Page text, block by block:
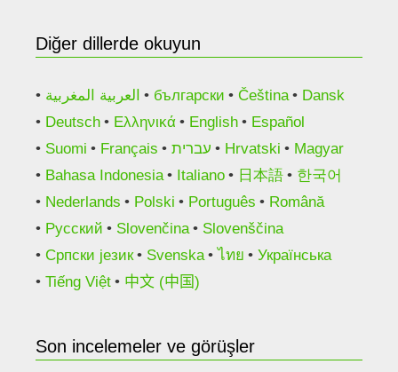
Diğer dillerde okuyun
العربية المغربية български Čeština
Dansk
Deutsch
Ελληνικά English
Español
Suomi
Français עברית Hrvatski
Magyar
Bahasa Indonesia
Italiano 日本語
한국어
Nederlands
Polski Português
Română
Русский
Slovenčina
Slovenščina
Српски језик
Svenska ไทย
Українська
Tiếng Việt
中文 (中国)
Son incelemeler ve görüşler